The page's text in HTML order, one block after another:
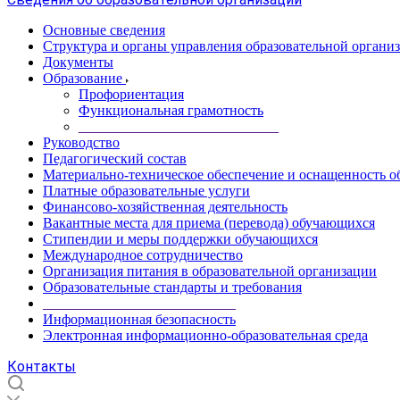
Основные сведения
Структура и органы управления образовательной
Документы
Образование
Профориентация
Функциональная грамотность
Руководство
Педагогический состав
Материально-техническое обеспечение и оснащенность
Платные образовательные услуги
Финансово-хозяйственная деятельность
Вакантные места для приема (перевода) обучающихся
Стипендии и меры поддержки обучающихся
Международное сотрудничество
Организация питания в образовательной организации
Образовательные стандарты и требования
Информационная безопасность
Электронная информационно-образовательная среда
Контакты